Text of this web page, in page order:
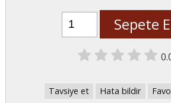
Sepete
Tavsiye et Hata bildir